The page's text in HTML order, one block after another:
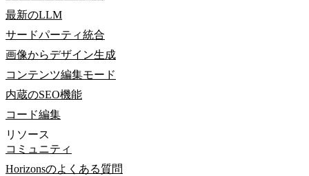
最新のLLM
サードパーティ統合
画像からデザイン生成
コンテンツ編集モード
内蔵のSEO機能
コード編集
リソース
コミュニティ
Horizonsのよくある質問